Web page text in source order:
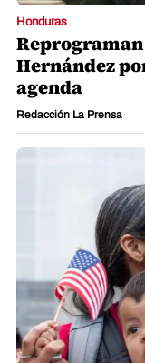
Honduras
Hernández
agenda
Redacción La Prensa